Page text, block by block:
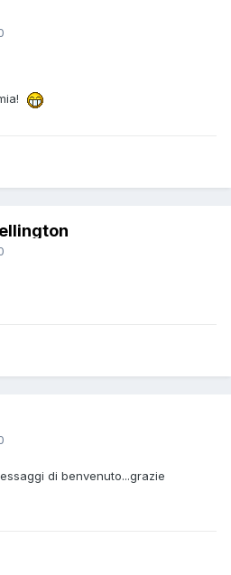
di benvenuto...grazie